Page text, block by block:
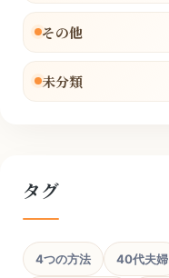
その他
未分類
タグ
4つの方法 40代夫婦